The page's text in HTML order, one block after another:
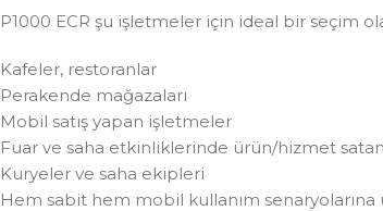
P1000 ECR şu işletmeler için ideal bir seçim
Kafeler, restoranlar
Perakende mağazaları
Mobil satış yapan işletmeler
Fuar ve saha etkinliklerinde ürün/hizmet
Kuryeler ve saha ekipleri
Hem sabit hem mobil kullanım